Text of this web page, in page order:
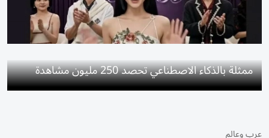
ممثلة بالذكاء الاصطناعي تحصد 250 مليون مشاهدة
عرب وعالم